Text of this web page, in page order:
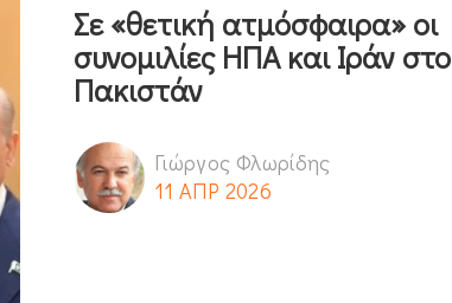
Σε «θετική ατμόσφαιρα» οι
συνομιλίες ΗΠΑ και Ιράν στο
Πακιστάν
Γιώργος Φλωρίδης
11 ΑΠΡ 2026